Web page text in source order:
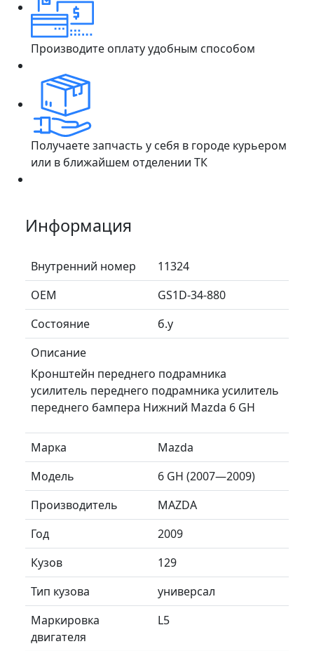
Производите оплату удобным способом
Получаете запчасть у себя в городе курьером
или в ближайшем отделении ТК
Информация
Внутренний номер
11324
ОЕМ
GS1D-34-880
Состояние
б.у
Описание
Кронштейн переднего подрамника
усилитель переднего подрамника усилитель
переднего бампера Нижний Mazda 6 GH
Марка
Mazda
Модель
6 GH (2007—2009)
Производитель
MAZDA
Год
2009
Кузов
129
Тип кузова
универсал
Маркировка
двигателя
L5